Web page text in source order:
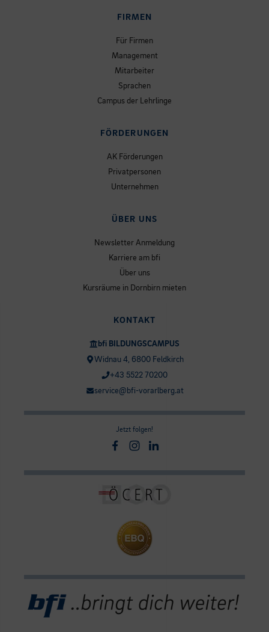
FIRMEN
Für Firmen
Management
Mitarbeiter
Sprachen
Campus der Lehrlinge
FÖRDERUNGEN
AK Förderungen
Privatpersonen
Unternehmen
ÜBER UNS
Newsletter Anmeldung
Karriere am bfi
Über uns
Kursräume in Dornbirn mieten
KONTAKT
bfi BILDUNGSCAMPUS
Widnau 4, 6800 Feldkirch
+43 5522 70200
service@bfi-vorarlberg.at
Jetzt folgen!
Facebook
Instagram
Linkedin